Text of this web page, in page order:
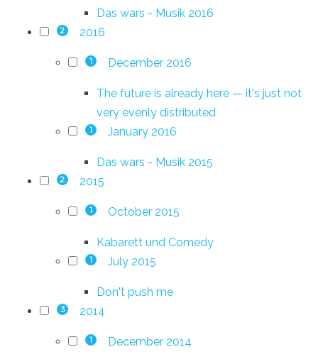
Das wars - Musik 2016
2 2016
1 December 2016
The future is already here — it's just not
very evenly distributed
1 January 2016
Das wars - Musik 2015
2 2015
1 October 2015
Kabarett und Comedy
1 July 2015
Don't push me
3 2014
1 December 2014